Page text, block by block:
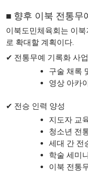
■ 향후 이북 전통무
이북도민체육회는 이
로 확대할 계획이다.
✔ 전통무예 기록화 사업
구술 채록
영상 아카
✔ 전승 인력 양성
지도자 교
청소년 전
세대 간 전
학술 세미
이북 전통